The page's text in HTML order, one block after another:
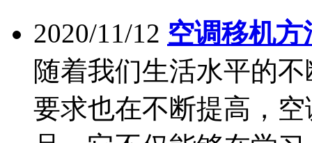
2020/11/12 空调移机方
随着我们生活水平的
要求也在不断提高，